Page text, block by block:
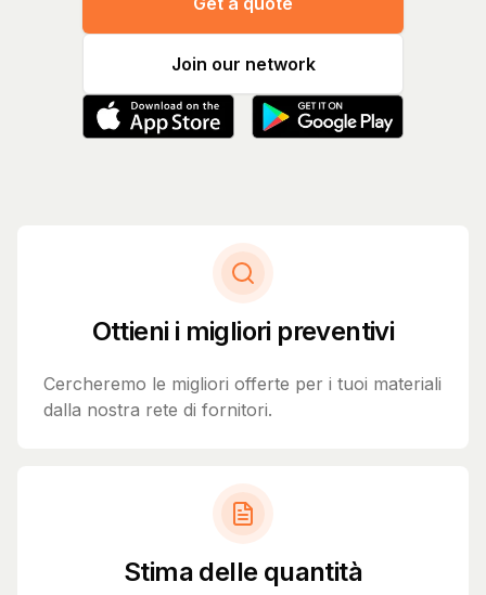
Join our network
Ottieni i migliori preventivi
Cercheremo le migliori offerte per i tuoi materiali
dalla nostra rete di fornitori.
Stima delle quantità